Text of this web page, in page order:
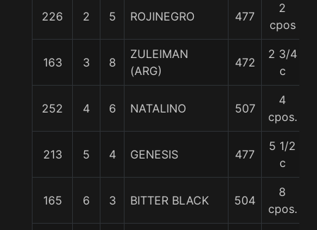
226 2 5 ROJINEGRO 477
2
cpos
163 3 8
ZULEIMAN
(ARG)
472
2 3/4
c
252 4 6 NATALINO 507
4
cpos.
213 5 4 GENESIS 477
5 1/2
c
165 6 3 BITTER BLACK 504
8
cpos.